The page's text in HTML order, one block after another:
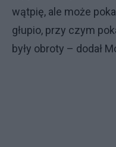
wątpię, ale może
głupio, przy czym
były obroty – dodał